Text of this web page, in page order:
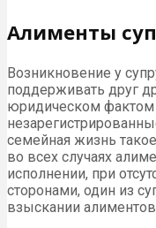
Алименты
Возникновение у
поддерживать друг
юридическом фактом
семейная жизнь
во всех случаях
исполнении, при
сторонами, один из
взыскании алиментов